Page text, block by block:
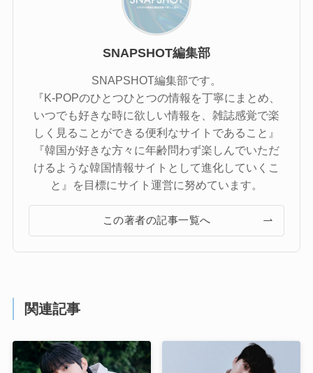
SNAPSHOT編集部
SNAPSHOT編集部です。
『K-POPのひとつひとつの情報を丁寧にまとめ、
いつでも好きな時に欲しい情報を、雑誌感覚で楽
しく見ることができる便利なサイトであること』
『韓国が好きな方々に年齢問わず楽しんでいただ
けるような韓国情報サイトとして進化していくこ
と』を目標にサイト運営に努めています。
この著者の記事一覧へ
関連記事